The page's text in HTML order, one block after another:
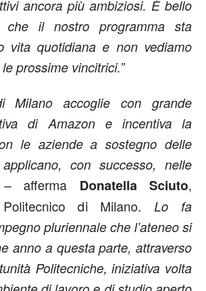
ancora più ambiziosi. È bello
che il nostro programma sta
vita quotidiana e non vediamo
prossime vincitrici.”
Milano accoglie con grande
di Amazon e incentiva la
le aziende a sostegno delle
con successo, nelle
afferma Donatella Sciuto,
Politecnico di Milano.Lo fa
pluriennale che l’ateneo si
anno a questa parte, attraverso
Politecniche, iniziativa volta